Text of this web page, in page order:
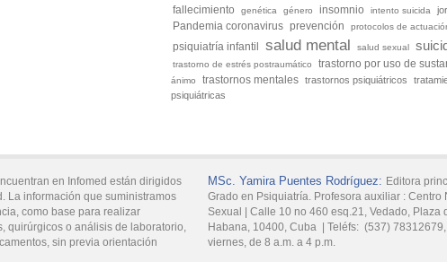
fallecimiento genética género insomnio intento suicida
Pandemia coronavirus prevención protocolos de
psiquiatría infantil salud mental salud sexual
trastorno de estrés postraumático
trastorno por uso de
ánimo
trastornos mentales trastornos psiquiátricos
psiquiátricas
en Infomed están dirigidos
La información que suministramos
como base para realizar
quirúrgicos o análisis de laboratorio,
sin previa orientación
MSc. Yamira Puentes Rodríguez: Editora
Grado en Psiquiatría. Profesora auxiliar : Centro
Sexual | Calle 10 no 460 esq.21, Vedado, Plaza
Habana, 10400, Cuba | Teléfs: (537) 78312679
viernes, de 8 a.m. a 4 p.m.